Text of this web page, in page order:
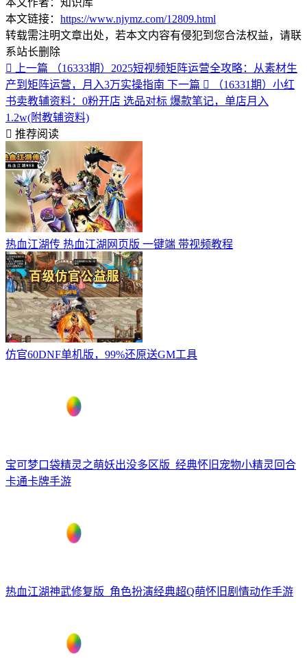
本文作者：知识库
本文链接： https://www.njymz.com/12809.html
转载需注明文章出处，若本文内容有侵犯到您合法权益，请联
系站长删除
上一篇
（16333期）2025短视频矩阵运营全攻略：从素材生
产到矩阵运营，月入3万实操指南 下一篇
（16331期）小红
书卖教辅资料：0粉开店 选品对标 爆款笔记，单店月入
1.2w(附教辅资料)
推荐阅读
热血江湖传 热血江湖网页版 一键端 带视频教程
仿官60DNF单机版，99%还原送GM工具
宝可梦口袋精灵之萌妖出没多区版_经典怀旧宠物小精灵回合
卡通卡牌手游
热血江湖神武修复版_角色扮演经典超Q萌怀旧剧情动作手游